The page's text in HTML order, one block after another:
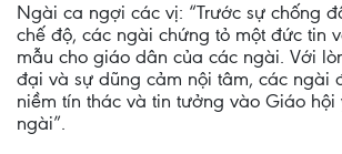
Ngài ca ngợi các vị: “Trước sự chống
chế độ, các ngài chứng tỏ một đức tin
mẫu cho giáo dân của các ngài. Với
đại và sự dũng cảm nội tâm, các ngài
niềm tín thác và tin tưởng vào Giáo
ngài”.